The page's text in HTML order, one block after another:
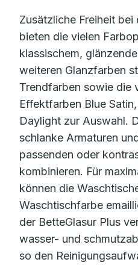
Zusätzliche Freiheit bei
bieten die vielen
klassischem,
weiteren Glanzfarben
Trendfarben sowie die
Effektfarben Blue
Daylight zur Auswahl.
schlanke Armaturen
passenden oder
kombinieren. Für
können die
Waschtischfarbe
der BetteGlasur Plus
wasser- und
so den